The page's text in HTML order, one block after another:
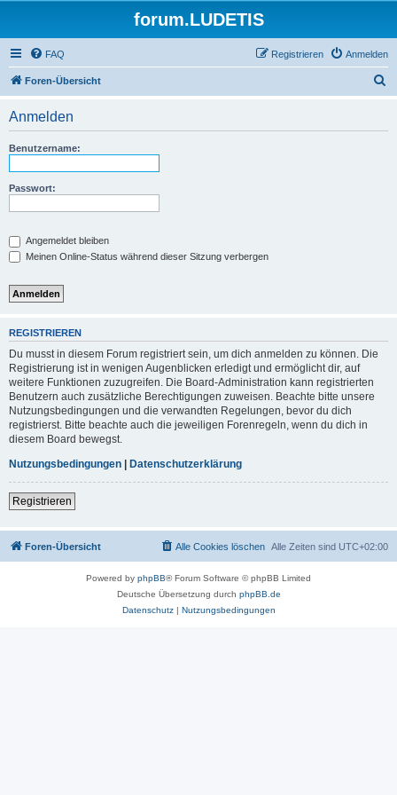
forum.LUDETIS
FAQ Anmelden
Registrieren
Foren-Übersicht
Anmelden
Benutzername:
Passwort:
Angemeldet bleiben
Meinen Online-Status während dieser Sitzung verbergen
REGISTRIEREN
Du musst in diesem Forum registriert sein, um dich anmelden zu können. Die
Registrierung ist in wenigen Augenblicken erledigt und ermöglicht dir, auf
weitere Funktionen zuzugreifen. Die Board-Administration kann registrierten
Benutzern auch zusätzliche Berechtigungen zuweisen. Beachte bitte unsere
Nutzungsbedingungen und die verwandten Regelungen, bevor du dich
registrierst. Bitte beachte auch die jeweiligen Forenregeln, wenn du dich in
diesem Board bewegst.
Nutzungsbedingungen | Datenschutzerklärung
Registrieren
Foren-Übersicht Alle Zeiten sind UTC+02:00
Alle Cookies löschen
Powered by phpBB® Forum Software © phpBB Limited
Deutsche Übersetzung durch phpBB.de
Datenschutz| Nutzungsbedingungen